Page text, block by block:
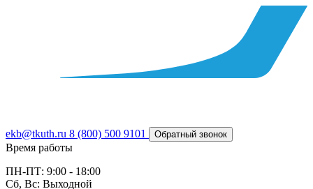
ekb@tkuth.ru 8 (800) 500 9101 Обратный звонок
Время работы
ПН-ПТ: 9:00 - 18:00
Сб, Вс: Выходной